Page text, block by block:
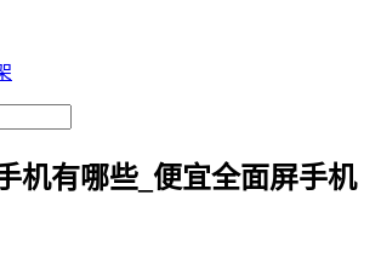
机有哪些_便宜全面屏手机